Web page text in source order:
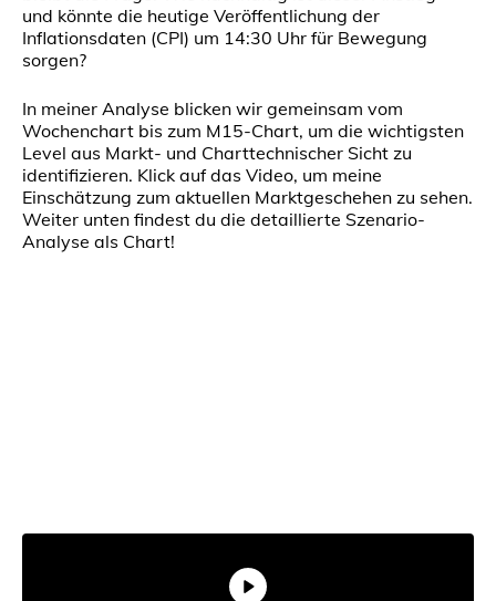
und könnte die heutige Veröffentlichung der
Inflationsdaten (CPI) um 14:30 Uhr für Bewegung
sorgen?
In meiner Analyse blicken wir gemeinsam vom
Wochenchart bis zum M15-Chart, um die wichtigsten
Level aus Markt- und Charttechnischer Sicht zu
identifizieren. Klick auf das Video, um meine
Einschätzung zum aktuellen Marktgeschehen zu sehen.
Weiter unten findest du die detaillierte Szenario-
Analyse als Chart!